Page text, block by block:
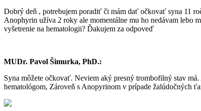
Dobrý deň , potrebujem poradiť či mám dať očkovať syna 11
Anophyrin užíva 2 roky ale momentálne mu ho nedávam lebo
vyšetrenie na hematologii? Ďakujem za odpoveď
MUDr. Pavol Šimurka, PhD.:
Syna môžete očkovať. Neviem aký presný trombofilný stav
hematológom, Zároveň s Anopyrinom v prípade žalúdočných